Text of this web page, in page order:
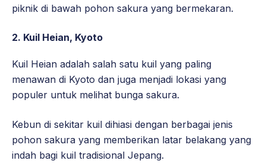
piknik di bawah pohon sakura yang bermekaran.
2. Kuil Heian, Kyoto
Kuil Heian adalah salah satu kuil yang paling
menawan di Kyoto dan juga menjadi lokasi yang
populer untuk melihat bunga sakura.
Kebun di sekitar kuil dihiasi dengan berbagai jenis
pohon sakura yang memberikan latar belakang yang
indah bagi kuil tradisional Jepang.